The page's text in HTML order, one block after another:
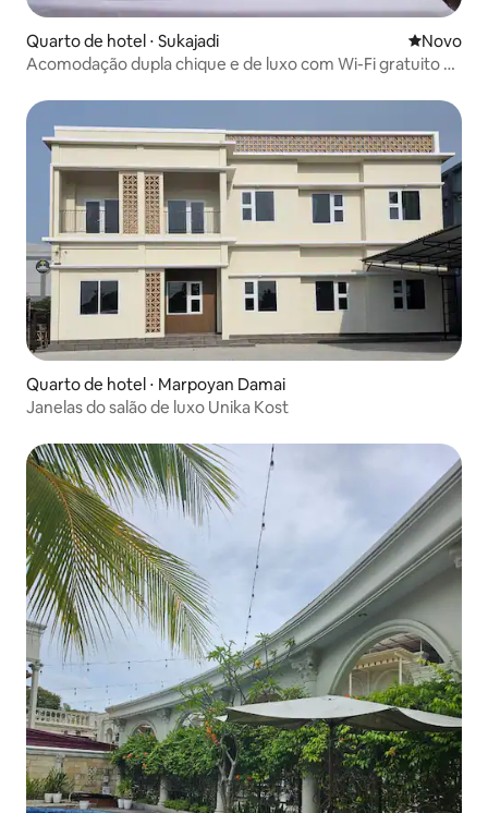
Quarto de hotel ⋅ Sukajadi Novo
Novo
Acomodação dupla chique e de luxo com Wi-Fi gratuito e
Quarto de hotel ⋅ Marpoyan Damai
Janelas do salão de luxo Unika Kost